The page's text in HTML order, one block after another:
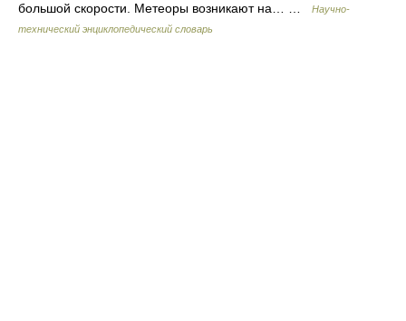
большой скорости. Метеоры возникают на… …
Научно-
технический энциклопедический словарь